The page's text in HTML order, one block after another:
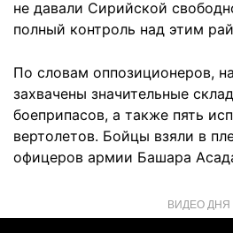
не давали Сирийской
полный контроль над этим
По словам оппозиционеров,
захвачены значительные
боеприпасов, а также пять
вертолетов. Бойцы взяли в
офицеров армии Башара
ВИДЕО ДНЯ